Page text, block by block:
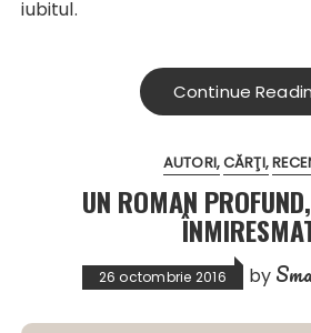
iubitul.
Continue
AUTORI CĂRŢI
UN ROMAN
26 octombrie 2016 by